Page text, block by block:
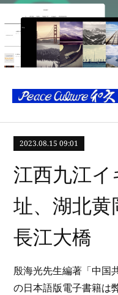
2023.08.15 09:01
江西九江イ
址、湖北黄
長江大橋
殷海光先生編著「中国
の日本語版電子書籍は